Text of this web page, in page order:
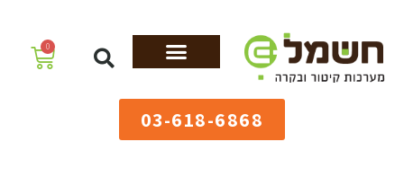
0
03-618-6868